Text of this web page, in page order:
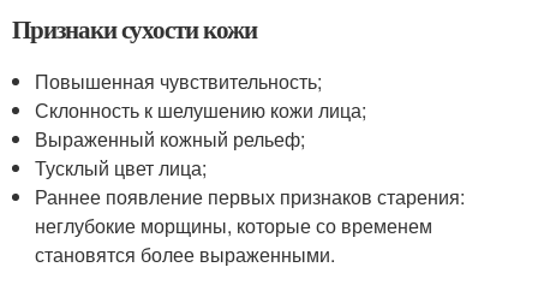
Признаки сухости кожи
Повышенная чувствительность;
Склонность к шелушению кожи лица;
Выраженный кожный рельеф;
Тусклый цвет лица;
Раннее появление первых признаков старения:
неглубокие морщины, которые со временем
становятся более выраженными.